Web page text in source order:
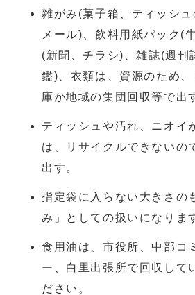
雑がみ(菓子箱、ティッシュ
メール)、飲料用紙パック(
(新聞、チラシ)、雑誌(週刊
鑑)、衣類は、資源のため
庫か地域の集団回収等で出
ティッシュや汚れ、ニオイ
は、リサイクルできないの
出す。
指定袋に入らない大きさの
み」としての扱いになりま
食用油は、市役所、中部コ
ー、白里出張所で回収して
ださい。